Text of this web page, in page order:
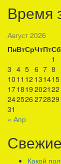
Время
Август 2026
ПнВтСрЧтПтСб
1
3 4 5 6 7 8
10 11 12 131415
171819 2021 22
242526 272829
31
« Апр
Какой